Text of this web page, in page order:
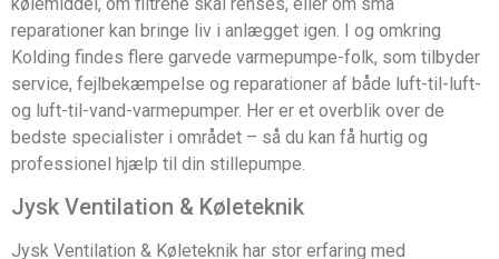
reparationer kan bringe liv i anlægget igen. I og omkring
Kolding findes flere garvede varmepumpe-folk, som tilbyder
service, fejlbekæmpelse og reparationer af både luft-til-luft-
og luft-til-vand-varmepumper. Her er et overblik over de
bedste specialister i området – så du kan få hurtig og
professionel hjælp til din stillepumpe.
Jysk Ventilation & Køleteknik
Jysk Ventilation & Køleteknik har stor erfaring med